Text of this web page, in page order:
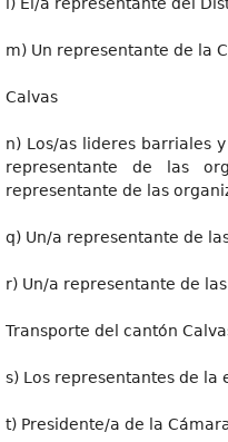
m) Un representante de la
Calvas
n) Los/as lideres barriales
representante de las
representante de las
q) Un/a representante de
r) Un/a representante de
Transporte del cantón
s) Los representantes de la
t) Presidente/a de la